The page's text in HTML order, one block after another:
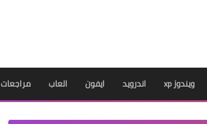
ويندوز xp اندرويد ايفون العاب مراجعات